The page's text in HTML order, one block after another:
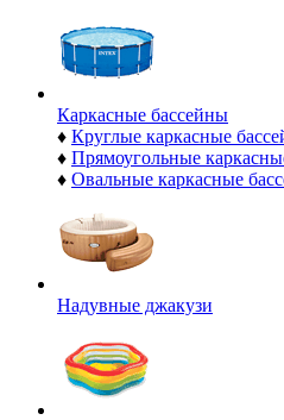
Каркасные бассейны
♦ Круглые каркасные
♦ Прямоугольные
♦ Овальные каркасные
Надувные джакузи